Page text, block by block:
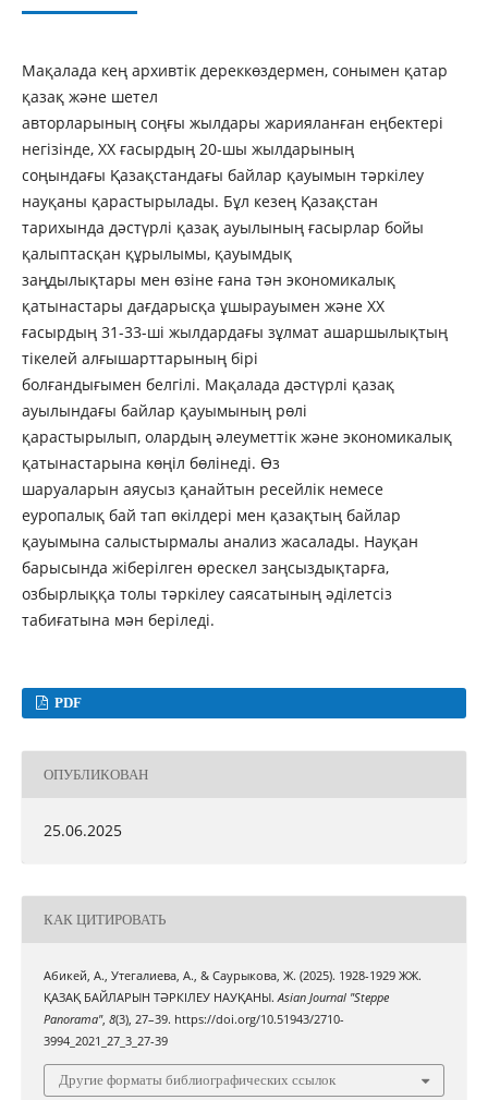
Мақалада кең архивтік дереккөздермен, сонымен қатар
қазақ және шетел
авторларының соңғы жылдары жарияланған еңбектері
негізінде, XX ғасырдың 20-шы жылдарының
соңындағы Қазақстандағы байлар қауымын тәркілеу
науқаны қарастырылады. Бұл кезең Қазақстан
тарихында дәстүрлі қазақ ауылының ғасырлар бойы
қалыптасқан құрылымы, қауымдық
заңдылықтары мен өзіне ғана тән экономикалық
қатынастары дағдарысқа ұшырауымен және ХХ
ғасырдың 31-33-ші жылдардағы зұлмат ашаршылықтың
тікелей алғышарттарының бірі
болғандығымен белгілі. Мақалада дәстүрлі қазақ
ауылындағы байлар қауымының рөлі
қарастырылып, олардың әлеуметтік және экономикалық
қатынастарына көңіл бөлінеді. Өз
шаруаларын аяусыз қанайтын ресейлік немесе
еуропалық бай тап өкілдері мен қазақтың байлар
қауымына салыстырмалы анализ жасалады. Науқан
барысында жіберілген өрескел заңсыздықтарға,
озбырлыққа толы тәркілеу саясатының әділетсіз
табиғатына мән беріледі.
PDF
ОПУБЛИКОВАН
25.06.2025
КАК ЦИТИРОВАТЬ
Абикей, А., Утегалиева, А., & Саурыкова, Ж. (2025). 1928-1929 ЖЖ.
ҚАЗАҚ БАЙЛАРЫН ТӘРКІЛЕУ НАУҚАНЫ.Asian Journal "Steppe
Panorama", 8(3), 27–39. https://doi.org/10.51943/2710-
3994_2021_27_3_27-39
Другие форматы библиографических ссылок